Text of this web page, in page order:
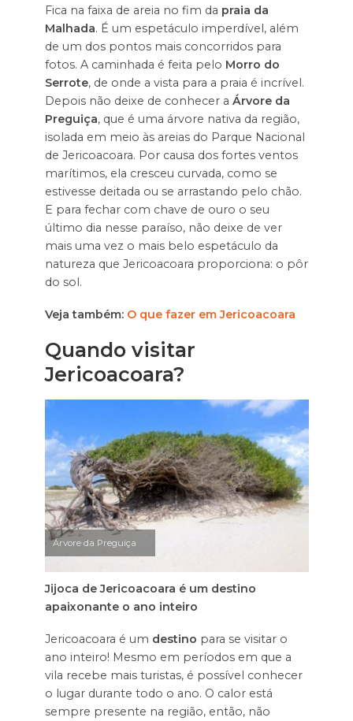
Fica na faixa de areia no fim da praia da
Malhada. É um espetáculo imperdível, além
de um dos pontos mais concorridos para
fotos. A caminhada é feita pelo Morro do
Serrote, de onde a vista para a praia é incrível.
Depois não deixe de conhecer a Árvore da
Preguiça, que é uma árvore nativa da região,
isolada em meio às areias do Parque Nacional
de Jericoacoara. Por causa dos fortes ventos
marítimos, ela cresceu curvada, como se
estivesse deitada ou se arrastando pelo chão.
E para fechar com chave de ouro o seu
último dia nesse paraíso, não deixe de ver
mais uma vez o mais belo espetáculo da
natureza que Jericoacoara proporciona: o pôr
do sol.
Veja também: O que fazer em Jericoacoara
Quando visitar
Jericoacoara?
Árvore da Preguiça
Jijoca de Jericoacoara é um destino
apaixonante o ano inteiro
Jericoacoara é um destino para se visitar o
ano inteiro! Mesmo em períodos em que a
vila recebe mais turistas, é possível conhecer
o lugar durante todo o ano. O calor está
sempre presente na região, então, não